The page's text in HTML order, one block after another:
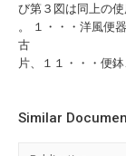
び第３図は同上の
。 １・・・洋風便
古
片、１１・・・便
Similar